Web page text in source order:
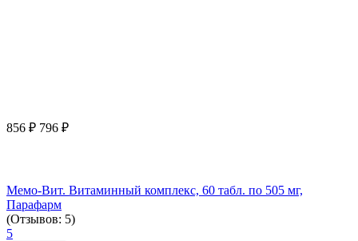
856 ₽ 796 ₽
Мемо-Вит. Витаминный комплекс, 60 табл. по 505 мг,
Парафарм
(Отзывов: 5)
5